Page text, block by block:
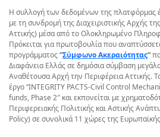
Η συλλογή των δεδομένων της πλατφόρμας
με τη συνδρομή της Διαχειριστικής Αρχής
Αττικής) μέσα από το Ολοκληρωμένο
Πρόκειται για πρωτοβουλία που
προγράμματος“Σύμφωνο Ακεραιότητας“
Διαφάνεια Ελλάς σε δημόσια σύμβαση
Αναθέτουσα Αρχή την Περιφέρεια Αττικής.
έργο “INTEGRITY PACTS-Civil Control
funds, Phase 2″ και εκπονείται με
Περιφερειακής Πολιτικής και Αστικής
Policy) σε συνολικά 11 χώρες της